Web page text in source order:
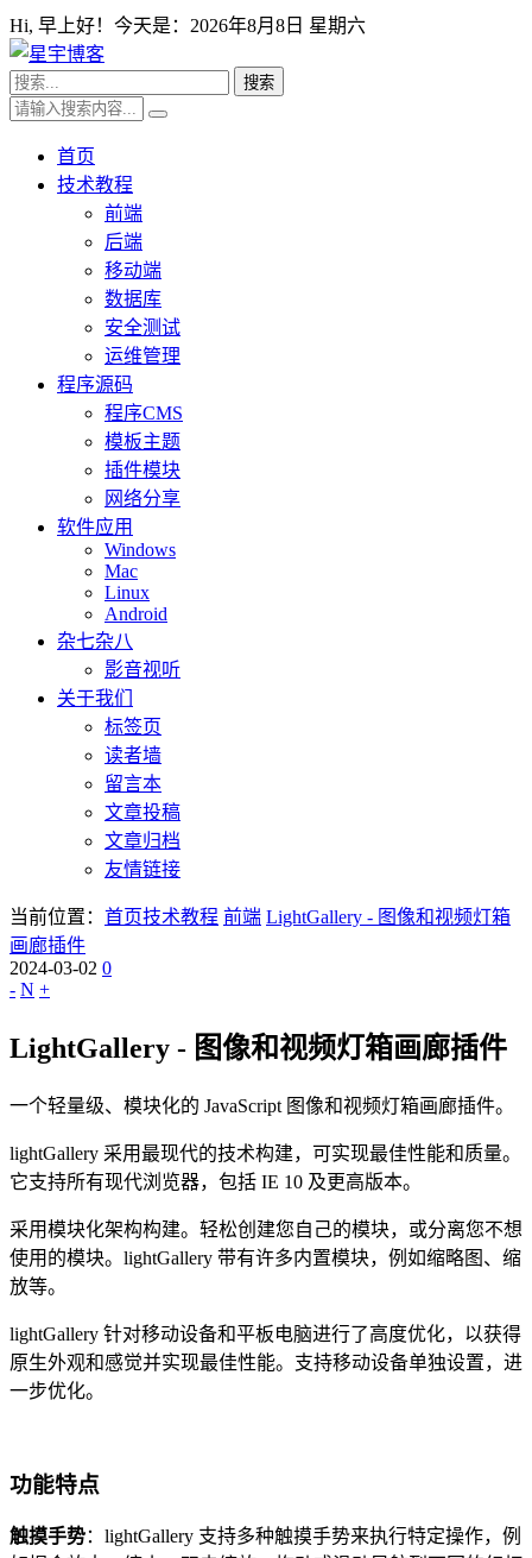
Hi, 早上好！今天是： 2026年8月8日 星期六
首页
技术教程
前端
后端
移动端
数据库
安全测试
运维管理
程序源码
程序CMS
模板主题
插件模块
网络分享
软件应用
Windows
Mac
Linux
Android
杂七杂八
影音视听
关于我们
标签页
读者墙
留言本
文章投稿
文章归档
友情链接
当前位置： 首页技术教程 前端 LightGallery - 图像和视频灯箱
画廊插件
2024-03-02 0
- N +
LightGallery - 图像和视频灯箱画廊插件
一个轻量级、模块化的 JavaScript 图像和视频灯箱画廊插件。
lightGallery 采用最现代的技术构建，可实现最佳性能和质量。
它支持所有现代浏览器，包括 IE 10 及更高版本。
采用模块化架构构建。轻松创建您自己的模块，或分离您不想
使用的模块。lightGallery 带有许多内置模块，例如缩略图、缩
放等。
lightGallery 针对移动设备和平板电脑进行了高度优化，以获得
原生外观和感觉并实现最佳性能。支持移动设备单独设置，进
一步优化。
功能特点
触摸手势：lightGallery 支持多种触摸手势来执行特定操作，例